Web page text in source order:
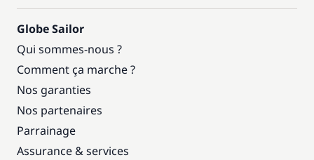
Globe Sailor
Qui sommes-nous ?
Comment ça marche ?
Nos garanties
Nos partenaires
Parrainage
Assurance & services